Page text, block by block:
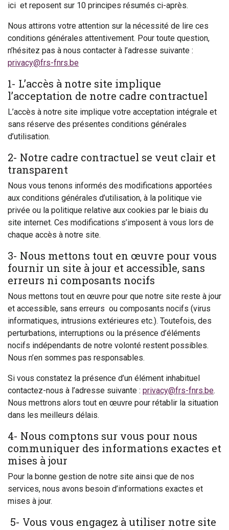
ici et reposent sur 10 principes résumés ci-après.
Nous attirons votre attention sur la nécessité de lire ces
conditions générales attentivement. Pour toute question,
n’hésitez pas à nous contacter à l’adresse suivante :
privacy@frs-fnrs.be
1- L’accès à notre site implique
l’acceptation de notre cadre contractuel
L’accès à notre site implique votre acceptation intégrale et
sans réserve des présentes conditions générales
d’utilisation.
2- Notre cadre contractuel se veut clair et
transparent
Nous vous tenons informés des modifications apportées
aux conditions générales d’utilisation, à la politique vie
privée ou la politique relative aux cookies par le biais du
site internet. Ces modifications s’imposent à vous lors de
chaque accès à notre site.
3- Nous mettons tout en œuvre pour vous
fournir un site à jour et accessible, sans
erreurs ni composants nocifs
Nous mettons tout en œuvre pour que notre site reste à jour
et accessible, sans erreurs ou composants nocifs (virus
informatiques, intrusions extérieures etc.). Toutefois, des
perturbations, interruptions ou la présence d’éléments
nocifs indépendants de notre volonté restent possibles.
Nous n’en sommes pas responsables.
Si vous constatez la présence d’un élément inhabituel
contactez-nous à l’adresse suivante : privacy@frs-fnrs.be.
Nous mettrons alors tout en œuvre pour rétablir la situation
dans les meilleurs délais.
4- Nous comptons sur vous pour nous
communiquer des informations exactes et
mises à jour
Pour la bonne gestion de notre site ainsi que de nos
services, nous avons besoin d’informations exactes et
mises à jour.
5- Vous vous engagez à utiliser notre site